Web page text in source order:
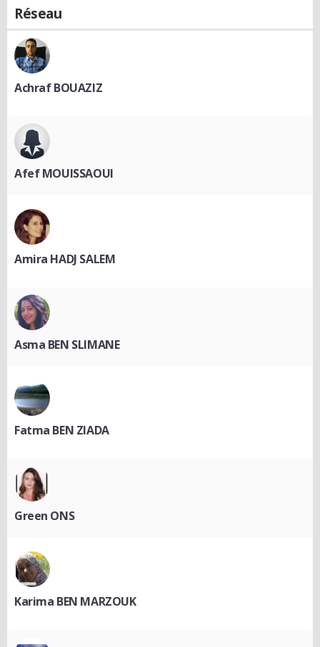
Réseau
Achraf BOUAZIZ
Afef MOUISSAOUI
Amira HADJ SALEM
Asma BEN SLIMANE
Fatma BEN ZIADA
Green ONS
Karima BEN MARZOUK